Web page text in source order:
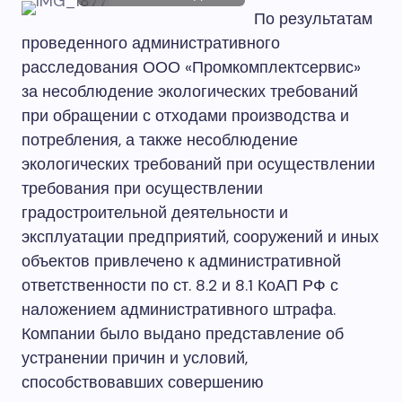
По результатам
проведенного административного
расследования ООО «Промкомплектсервис»
за несоблюдение экологических требований
при обращении с отходами производства и
потребления, а также несоблюдение
экологических требований при осуществлении
требования при осуществлении
градостроительной деятельности и
эксплуатации предприятий, сооружений и иных
объектов привлечено к административной
ответственности по ст. 8.2 и 8.1 КоАП РФ с
наложением административного штрафа.
Компании было выдано представление об
устранении причин и условий,
способствовавших совершению